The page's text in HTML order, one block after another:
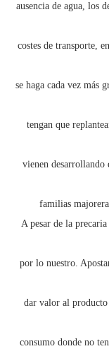
ausencia de agua, los
costes de transporte,
se haga cada vez más
tengan que
vienen desarrollando
familias
A pesar de la
por lo nuestro.
dar valor al
consumo donde no